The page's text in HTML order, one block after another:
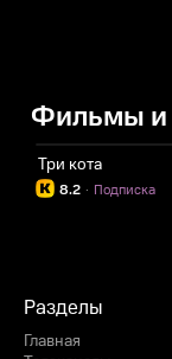
Фильмы и
Три кота
8.2 Подписка
·
Разделы
Главная